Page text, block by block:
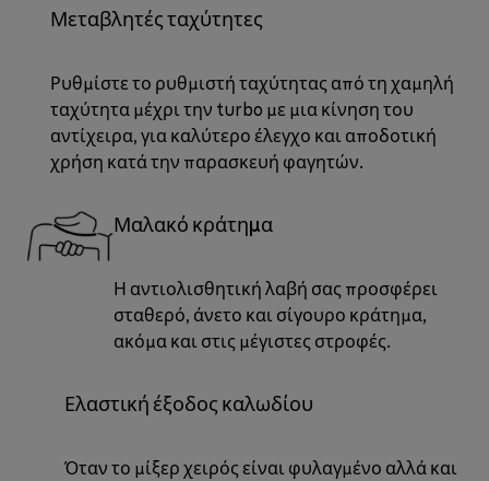
Μεταβλητές ταχύτητες
Ρυθμίστε το ρυθμιστή ταχύτητας από τη χαμηλή
ταχύτητα μέχρι την turbo με μια κίνηση του
αντίχειρα, για καλύτερο έλεγχο και αποδοτική
χρήση κατά την παρασκευή φαγητών.
Μαλακό κράτημα
Η αντιολισθητική λαβή σας προσφέρει
σταθερό, άνετο και σίγουρο κράτημα,
ακόμα και στις μέγιστες στροφές.
Ελαστική έξοδος καλωδίου
Όταν το μίξερ χειρός είναι φυλαγμένο αλλά και